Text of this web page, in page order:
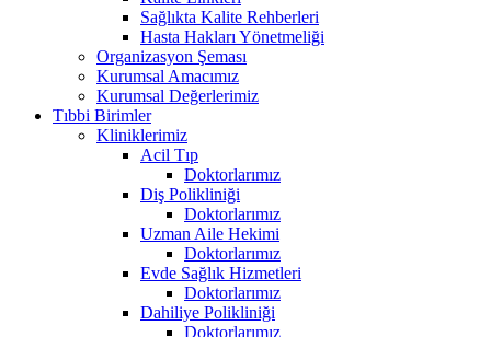
Sağlıkta Kalite Rehberleri
Hasta Hakları Yönetmeliği
Organizasyon Şeması
Kurumsal Amacımız
Kurumsal Değerlerimiz
Tıbbi Birimler
Kliniklerimiz
Acil Tıp
Doktorlarımız
Diş Polikliniği
Doktorlarımız
Uzman Aile Hekimi
Doktorlarımız
Evde Sağlık Hizmetleri
Doktorlarımız
Dahiliye Polikliniği
Doktorlarımız